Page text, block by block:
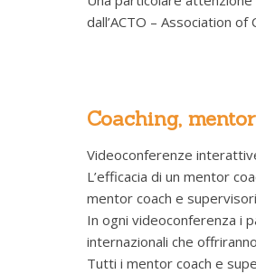
dall’ACTO – Association
Coaching,
Videoconferenze
L’efficacia di un mentor
mentor coach e
In ogni videoconferenza i
internazionali che
Tutti i mentor coach e